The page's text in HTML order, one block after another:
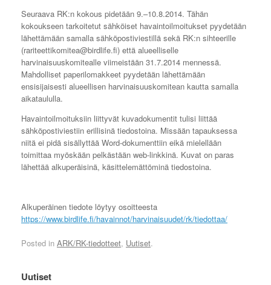
Seuraava RK:n kokous pidetään 9.–10.8.2014. Tähän
kokoukseen tarkoitetut sähköiset havaintoilmoitukset pyydetään
lähettämään samalla sähköpostiviestillä sekä RK:n sihteerille
(rariteettikomitea@birdlife.fi) että alueelliselle
harvinaisuuskomitealle viimeistään 31.7.2014 mennessä.
Mahdolliset paperilomakkeet pyydetään lähettämään
ensisijaisesti alueellisen harvinaisuuskomitean kautta samalla
aikataululla.
Havaintoilmoituksiin liittyvät kuvadokumentit tulisi liittää
sähköpostiviestiin erillisinä tiedostoina. Missään tapauksessa
niitä ei pidä sisällyttää Word-dokumenttiin eikä mielellään
toimittaa myöskään pelkästään web-linkkinä. Kuvat on paras
lähettää alkuperäisinä, käsittelemättöminä tiedostoina.
Alkuperäinen tiedote löytyy osoitteesta
https://www.birdlife.fi/havainnot/harvinaisuudet/rk/tiedottaa/
Posted in ARK/RK-tiedotteet, Uutiset.
Uutiset